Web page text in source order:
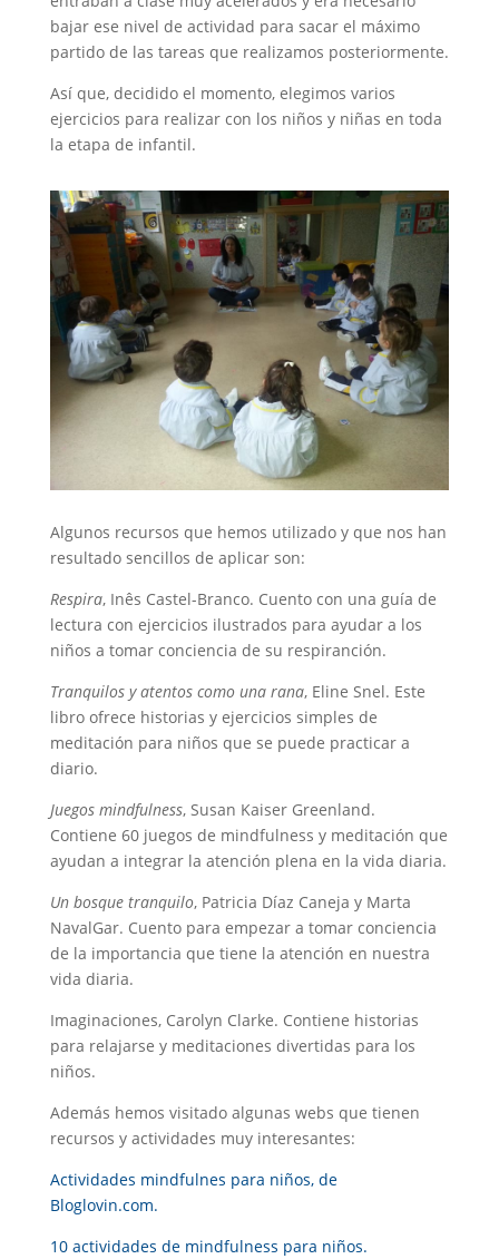
bajar ese nivel de actividad para sacar el máximo
partido de las tareas que realizamos posteriormente.
Así que, decidido el momento, elegimos varios
ejercicios para realizar con los niños y niñas en toda
la etapa de infantil.
Algunos recursos que hemos utilizado y que nos han
resultado sencillos de aplicar son:
Respira, Inês Castel-Branco. Cuento con una guía de
lectura con ejercicios ilustrados para ayudar a los
niños a tomar conciencia de su respiranción.
Tranquilos y atentos como una rana, Eline Snel. Este
libro ofrece historias y ejercicios simples de
meditación para niños que se puede practicar a
diario.
Juegos mindfulness, Susan Kaiser Greenland.
Contiene 60 juegos de mindfulness y meditación que
ayudan a integrar la atención plena en la vida diaria.
Un bosque tranquilo, Patricia Díaz Caneja y Marta
NavalGar. Cuento para empezar a tomar conciencia
de la importancia que tiene la atención en nuestra
vida diaria.
Imaginaciones, Carolyn Clarke. Contiene historias
para relajarse y meditaciones divertidas para los
niños.
Además hemos visitado algunas webs que tienen
recursos y actividades muy interesantes:
Actividades mindfulnes para niños, de
Bloglovin.com.
10 actividades de mindfulness para niños.